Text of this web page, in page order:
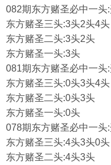
082期东方赌圣必中一头
东方赌圣三头:3头2头4头
东方赌圣二头:3头2头
东方赌圣一头:3头
081期东方赌圣必中一头
东方赌圣三头:0头3头4头
东方赌圣二头:0头3头
东方赌圣一头:0头
078期东方赌圣必中一头
东方赌圣三头:4头3头0头
东方赌圣二头:4头3头